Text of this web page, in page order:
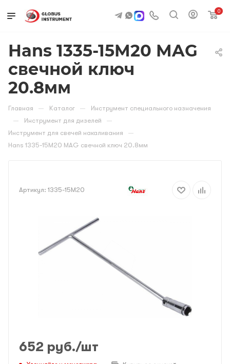
0
Hans 1335-15M20 MAG
свечной ключ
20.8мм
Главная — Каталог — Инструмент специального назначения
— Инструмент для дизелей —
Инструмент для свечей накаливания —
Hans 1335-15M20 MAG свечной ключ 20.8мм
Артикул: 1335-15M20
652 руб./шт